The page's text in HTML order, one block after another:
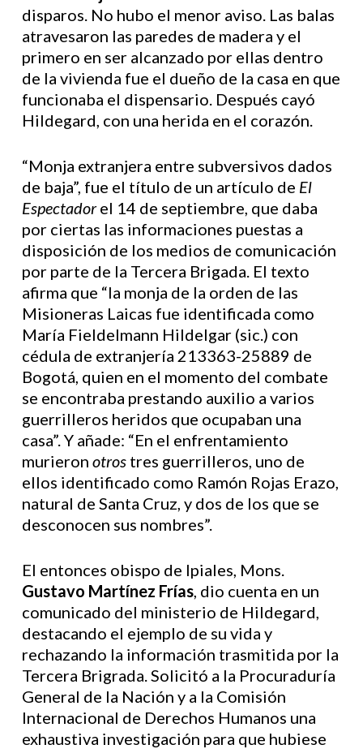
disparos. No hubo el menor aviso. Las balas
atravesaron las paredes de madera y el
primero en ser alcanzado por ellas dentro
de la vivienda fue el dueño de la casa en que
funcionaba el dispensario. Después cayó
Hildegard, con una herida en el corazón.
“Monja extranjera entre subversivos dados
de baja”, fue el título de un artículo de El
Espectadorel 14 de septiembre, que daba
por ciertas las informaciones puestas a
disposición de los medios de comunicación
por parte de la Tercera Brigada. El texto
afirma que “la monja de la orden de las
Misioneras Laicas fue identificada como
María Fieldelmann Hildelgar (sic.) con
cédula de extranjería 213363-25889 de
Bogotá, quien en el momento del combate
se encontraba prestando auxilio a varios
guerrilleros heridos que ocupaban una
casa”. Y añade: “En el enfrentamiento
murieron otrostres guerrilleros, uno de
ellos identificado como Ramón Rojas Erazo,
natural de Santa Cruz, y dos de los que se
desconocen sus nombres”.
El entonces obispo de Ipiales, Mons.
Gustavo Martínez Frías, dio cuenta en un
comunicado del ministerio de Hildegard,
destacando el ejemplo de su vida y
rechazando la información trasmitida por la
Tercera Brigrada. Solicitó a la Procuraduría
General de la Nación y a la Comisión
Internacional de Derechos Humanos una
exhaustiva investigación para que hubiese